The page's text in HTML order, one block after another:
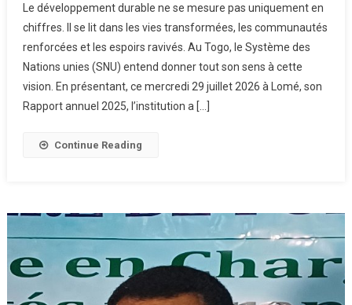
Le développement durable ne se mesure pas uniquement en
chiffres. Il se lit dans les vies transformées, les communautés
renforcées et les espoirs ravivés. Au Togo, le Système des
Nations unies (SNU) entend donner tout son sens à cette
vision. En présentant, ce mercredi 29 juillet 2026 à Lomé, son
Rapport annuel 2025, l’institution a […]
Continue Reading